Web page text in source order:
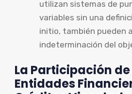
utilizan sistemas de
variables sin una
initio, también pueden
indeterminación del
La Participación
Entidades